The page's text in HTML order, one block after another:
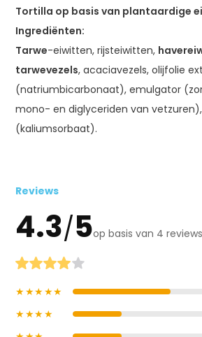
Tortilla op basis van plantaardige
Ingrediënten:
Tarwe-eiwitten, rijsteiwitten,
tarwevezels, acaciavezels, olijfolie
(natriumbicarbonaat), emulgator
mono- en diglyceriden van
(kaliumsorbaat).
Reviews
4.3/5op basis van 4 reviews
★★★★★
★★★★